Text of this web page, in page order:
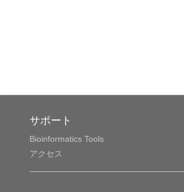
サポート
Bioinformatics Tools
アクセス